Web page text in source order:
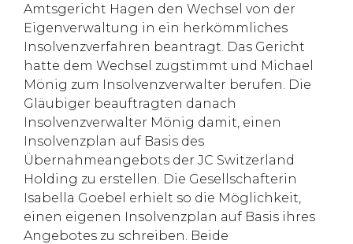
Amtsgericht Hagen den Wechsel von der
Eigenverwaltung in ein herkömmliches
Insolvenzverfahren beantragt. Das Gericht
hatte dem Wechsel zugstimmt und Michael
Mönig zum Insolvenzverwalter berufen. Die
Gläubiger beauftragten danach
Insolvenzverwalter Mönig damit, einen
Insolvenzplan auf Basis des
Übernahmeangebots der JC Switzerland
Holding zu erstellen. Die Gesellschafterin
Isabella Goebel erhielt so die Möglichkeit,
einen eigenen Insolvenzplan auf Basis ihres
Angebotes zu schreiben. Beide